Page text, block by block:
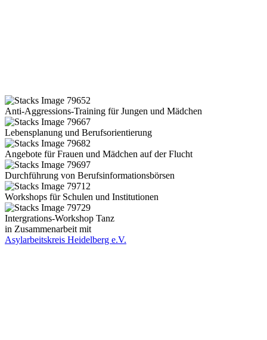
Anti-Aggressions-Training für Jungen und Mädchen
Lebensplanung und Berufsorientierung
Angebote für Frauen und Mädchen auf der Flucht
Durchführung von Berufsinformationsbörsen
Workshops für Schulen und Institutionen
Intergrations-Workshop Tanz
in Zusammenarbeit mit
Asylarbeitskreis Heidelberg e.V.